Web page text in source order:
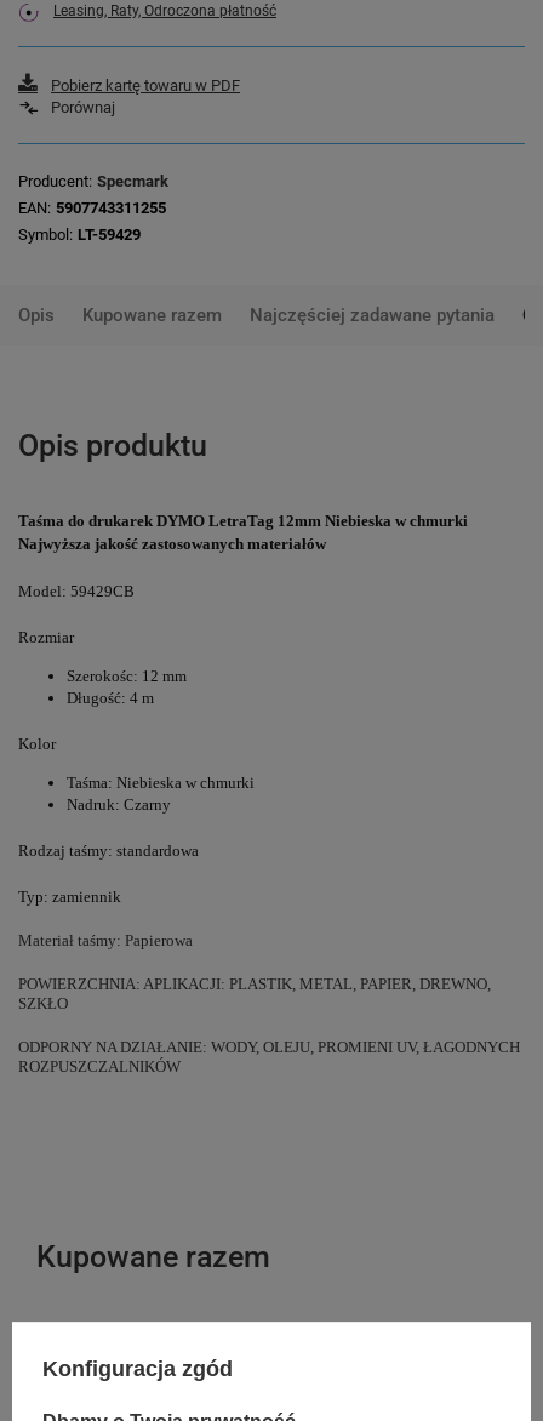
Leasing, Raty, Odroczona płatność
Pobierz kartę towaru w PDF
Porównaj
Producent Specmark
EAN 5907743311255
Symbol LT-59429
Opis Kupowane razem Najczęściej zadawane pytania
Opis produktu
Taśma do drukarek DYMO LetraTag 12mm Niebieska w chmurki
Najwyższa jakość zastosowanych materiałów
Model: 59429CB
Rozmiar
Szerokośc: 12 mm
Długość: 4 m
Kolor
Taśma: Niebieska w chmurki
Nadruk: Czarny
Rodzaj taśmy: standardowa
Typ: zamiennik
Materiał taśmy: Papierowa
POWIERZCHNIA: APLIKACJI: PLASTIK, METAL, PAPIER, DREWNO,
SZKŁO
ODPORNY NA DZIAŁANIE: WODY, OLEJU, PROMIENI UV, ŁAGODNYCH
ROZPUSZCZALNIKÓW
Kupowane razem
Konfiguracja zgód